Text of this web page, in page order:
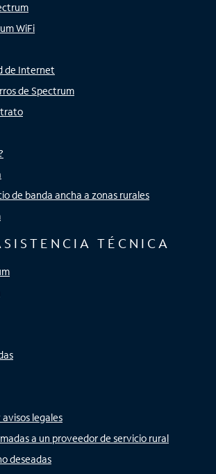
WiFi
de Internet
de Spectrum
de banda ancha a zonas rurales
TÉCNICA
legales
a un proveedor de servicio rural
deseadas